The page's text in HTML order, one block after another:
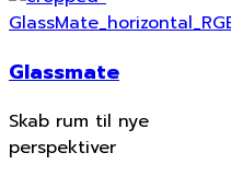
Glassmate
Skab rum til nye
perspektiver